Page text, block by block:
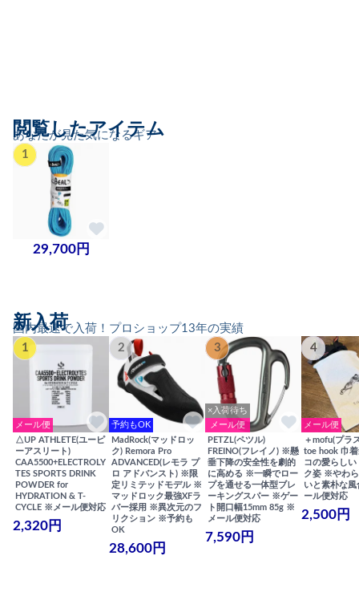
あなたが見た気になるギア
閲覧したアイテム
1
29,700円
国内最速で入荷！プロショップ13年の実績
新入荷
1
メール便
△UP ATHLETE(ユーピ
ーアスリート)
CAA5500+ELECTROLY
TES SPORTS DRINK
POWDER for
HYDRATION & T-
CYCLE ※メール便対応
2,320円
2
予約もOK
MadRock(マッドロッ
ク) Remora Pro
ADVANCED(レモラ プ
ロ アドバンスト) ※限
定リミテッドモデル ※
マッドロック最強XFラ
バー採用 ※異次元のフ
リクション ※予約も
OK
28,600円
3
×入荷待ち
メール便
PETZL(ペツル)
FREINO(フレイノ) ※懸
垂下降の安全性を劇的
に高める ※一瞬でロー
プを通せる一体型ブレ
ーキングスパー ※ゲー
ト開口幅15mm 85g ※
メール便対応
7,590円
4
メール便
＋mofu(プラ
toe hook 巾
コの愛らしい
ク姿 ※やわ
いと素朴な
ール便対応
2,500円